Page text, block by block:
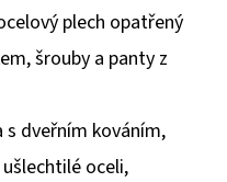
plech opatřený
šrouby a panty z
s dveřním kováním,
oceli,